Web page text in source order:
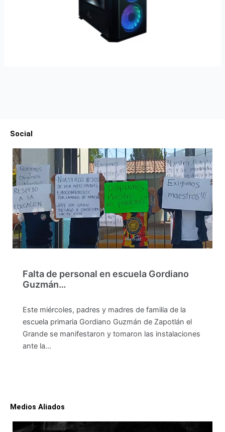
Social
Falta de personal en escuela Gordiano
Guzmán…
Este miércoles, padres y madres de familia de la
escuela primaria Gordiano Guzmán de Zapotlán el
Grande se manifestaron y tomaron las instalaciones
ante la…
Medios Aliados